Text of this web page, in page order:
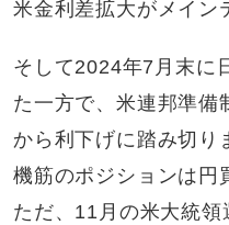
米金利差拡大がメイン
そして2024年7月末に
た一方で、米連邦準備
から利下げに踏み切り
機筋のポジションは円
ただ、11月の米大統領